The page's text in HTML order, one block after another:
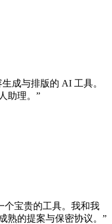
成与排版的 AI 工具。
助理。 ”
个宝贵的工具。我和我
熟的提案与保密协议。 ”